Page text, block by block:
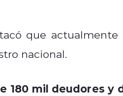
que actualmente
nacional.
180 mil deudores y